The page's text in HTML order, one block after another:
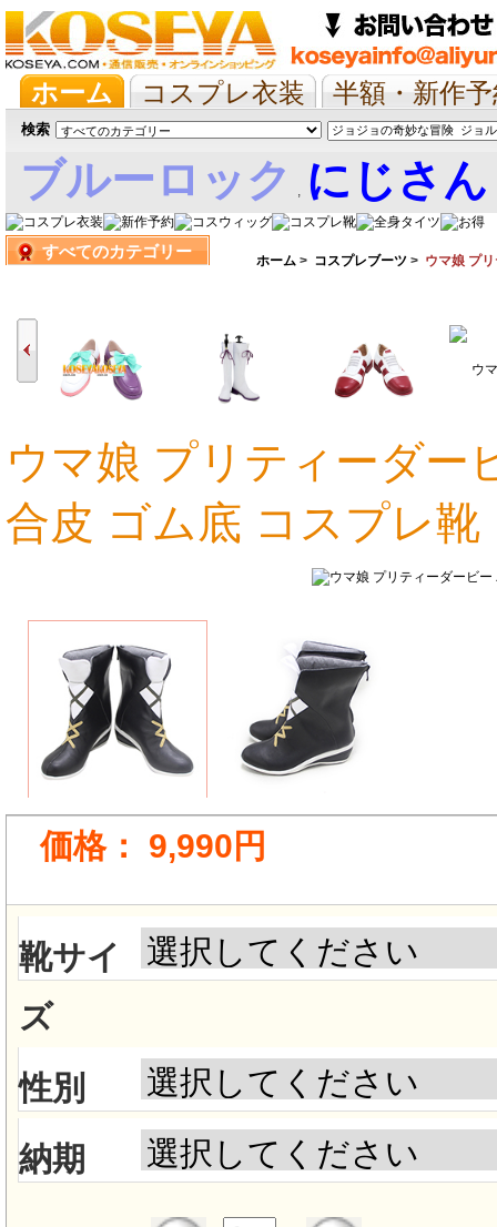
ホーム コスプレ衣装
半額・新作
抱き枕/布団/シーツ
ツイステ ウマ
検索
ブルーロック , にじさ
娘すべてのカテゴリー ホーム > コスプレブーツ > ウマ娘 プ
10,287円 9,990円 9,990円
9,990円
ウマ娘 プリティーダ
合皮 ゴム底 コスプレ靴
価格： 9,990円
靴サイ
ズ
性別
納期